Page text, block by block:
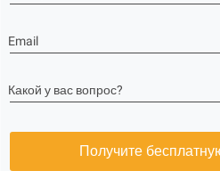
Email
Какой у вас вопрос?
Получите